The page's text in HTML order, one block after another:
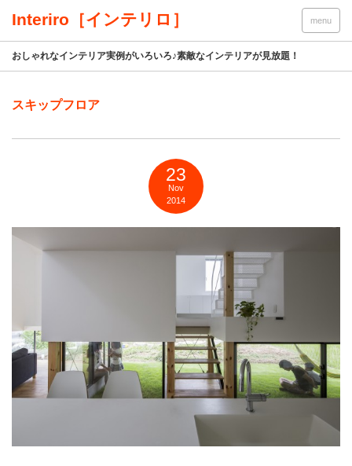
Interiro［インテリロ］ menu
おしゃれなインテリア実例がいろいろ♪素敵なインテリアが見放題！
スキップフロア
23
Nov
2014